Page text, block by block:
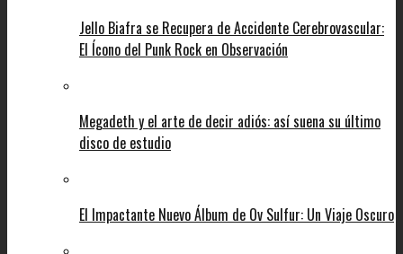
Jello Biafra se Recupera de Accidente Cerebrovascular:
El Ícono del Punk Rock en Observación
Megadeth y el arte de decir adiós: así suena su último
disco de estudio
El Impactante Nuevo Álbum de Ov Sulfur: Un Viaje Oscuro